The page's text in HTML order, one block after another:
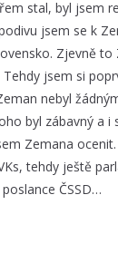
stal, byl jsem
jsem se k
Zjevně
jsem si
nebyl
byl zábavný a i
Zemana
tehdy ještě
ČSSD…